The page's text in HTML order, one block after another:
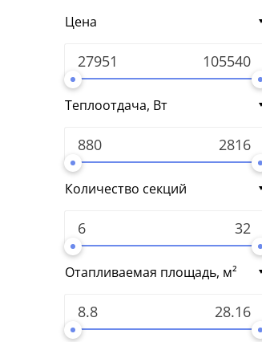
Цена
Теплоотдача, Вт
Количество секций
Отапливаемая площадь, м²